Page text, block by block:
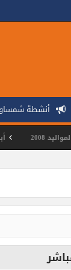
أنشطة
أبوزيد يجتمع